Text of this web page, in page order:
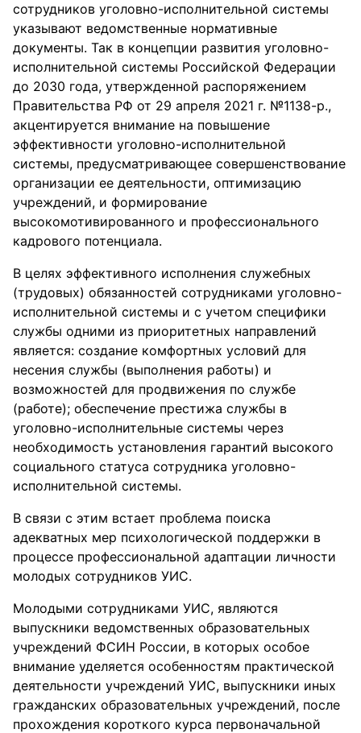
сотрудников уголовно-исполнительной системы
указывают ведомственные нормативные
документы. Так в концепции развития уголовно-
исполнительной системы Российской Федерации
до 2030 года, утвержденной распоряжением
Правительства РФ от 29 апреля 2021 г. №1138-р.,
акцентируется внимание на повышение
эффективности уголовно-исполнительной
системы, предусматривающее совершенствование
организации ее деятельности, оптимизацию
учреждений, и формирование
высокомотивированного и профессионального
кадрового потенциала.
В целях эффективного исполнения служебных
(трудовых) обязанностей сотрудниками уголовно-
исполнительной системы и с учетом специфики
службы одними из приоритетных направлений
является: создание комфортных условий для
несения службы (выполнения работы) и
возможностей для продвижения по службе
(работе); обеспечение престижа службы в
уголовно-исполнительные системы через
необходимость установления гарантий высокого
социального статуса сотрудника уголовно-
исполнительной системы.
В связи с этим встает проблема поиска
адекватных мер психологической поддержки в
процессе профессиональной адаптации личности
молодых сотрудников УИС.
Молодыми сотрудниками УИС, являются
выпускники ведомственных образовательных
учреждений ФСИН России, в которых особое
внимание уделяется особенностям практической
деятельности учреждений УИС, выпускники иных
гражданских образовательных учреждений, после
прохождения короткого курса первоначальной